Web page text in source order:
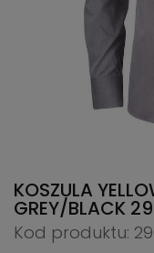
KOSZULA
GREY/BLACK
Kod produktu: